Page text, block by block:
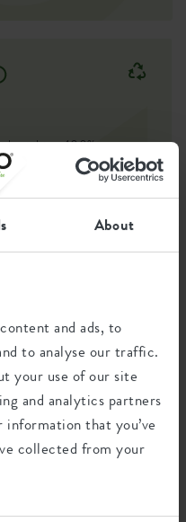
About
and ads, to
to analyse our traffic.
your use of our site
and analytics partners
that you’ve
collected from your
besteht zu 100% aus
Abfällen und zu 0% aus
Abfällen.
99Jahre
UV-beständig
frostbeständig